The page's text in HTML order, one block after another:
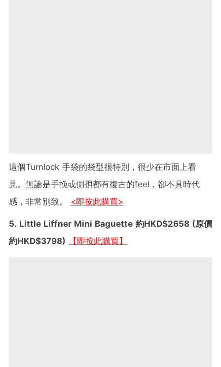
這個Turnlock 手袋的袋型很特別，很少在市面上看
見。無論是手挽或側孭都有復古的feel，卻不具時代
感，非常別致。 <即按此購買>
5. Little Liffner Mini Baguette 約HKD$2658 (原價
約HKD$3798)
【即按此購買】